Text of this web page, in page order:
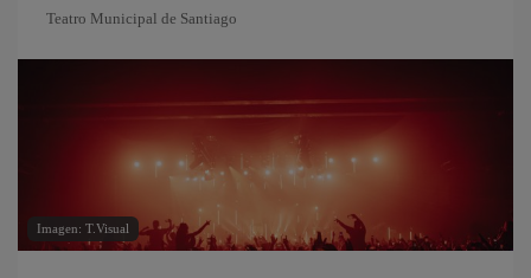
Teatro Municipal de Santiago
Imagen: T.Visual